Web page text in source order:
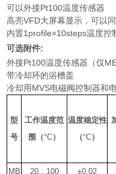
可以外接Pt100温度传感器
高亮VFD大屏幕显示，可以
内置1profile×10steps温度控
可选附件:
外接Pt100温度传感器（仅
带冷却环的浴槽盖
冷却用MVS电磁阀控制器和
型
号
工作温度范
围
（°C）
温度稳定性
（°C）
MB
20…100 ±0.02